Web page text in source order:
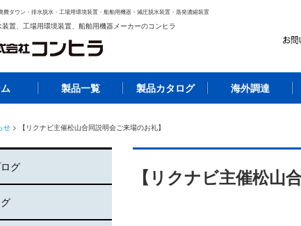
費ダウン・排水脱水・工場用環境装置・船舶用機器・減圧脱水装置・蒸発濃縮装置
置、工場用環境装置、船舶用機器メーカーのコンヒラ
製品一覧 製品カタログ 海外調達
せ > 【リクナビ主催松山合同説明会ご来場のお礼】
【リクナビ主催松山
グ